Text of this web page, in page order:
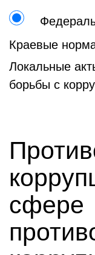
Краевые
Локальные
борьбы с
сфере